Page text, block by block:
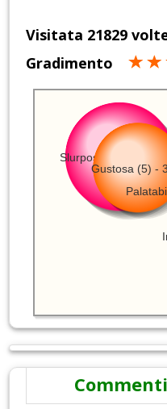
Visitata 21829
Gradimento
Slurposissima (6) -
Gustosa (5) -